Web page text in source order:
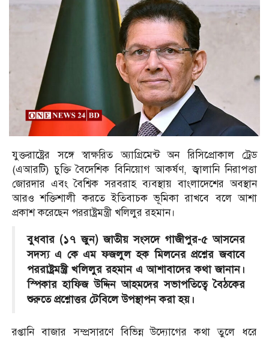
যুক্তরাষ্ট্রের সঙ্গে স্বাক্ষরিত অ্যাগ্রিমেন্ট অন রিসিপ্রোকাল ট্রেড
(এআরটি) চুক্তি বৈদেশিক বিনিয়োগ আকর্ষণ, জ্বালানি নিরাপত্তা
জোরদার এবং বৈশ্বিক সরবরাহ ব্যবস্থায় বাংলাদেশের অবস্থান
আরও শক্তিশালী করতে ইতিবাচক ভূমিকা রাখবে বলে আশা
প্রকাশ করেছেন পররাষ্ট্রমন্ত্রী খলিলুর রহমান।
বুধবার (১৭ জুন) জাতীয় সংসদে গাজীপুর-৫ আসনের
সদস্য এ কে এম ফজলুল হক মিলনের প্রশ্নের জবাবে
পররাষ্ট্রমন্ত্রী খলিলুর রহমান এ আশাবাদের কথা জানান।
স্পিকার হাফিজ উদ্দিন আহমদের সভাপতিত্বে বৈঠকের
শুরুতে প্রশ্নোত্তর টেবিলে উপস্থাপন করা হয়।
রপ্তানি বাজার সম্প্রসারণে বিভিন্ন উদ্যোগের কথা তুলে ধরে